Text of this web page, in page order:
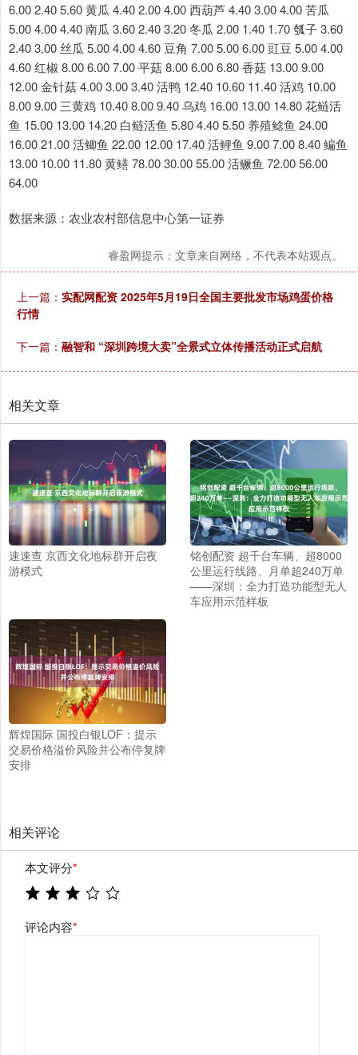
6.00 2.40 5.60 黄瓜 4.40 2.00 4.00 西葫芦 4.40 3.00 4.00 苦瓜
5.00 4.00 4.40 南瓜 3.60 2.40 3.20 冬瓜 2.00 1.40 1.70 瓠子 3.60
2.40 3.00 丝瓜 5.00 4.00 4.60 豆角 7.00 5.00 6.00 豇豆 5.00 4.00
4.60 红椒 8.00 6.00 7.00 平菇 8.00 6.00 6.80 香菇 13.00 9.00
12.00 金针菇 4.00 3.00 3.40 活鸭 12.40 10.60 11.40 活鸡 10.00
8.00 9.00 三黄鸡 10.40 8.00 9.40 乌鸡 16.00 13.00 14.80 花鲢活
鱼 15.00 13.00 14.20 白鲢活鱼 5.80 4.40 5.50 养殖鲶鱼 24.00
16.00 21.00 活鲫鱼 22.00 12.00 17.40 活鲤鱼 9.00 7.00 8.40 鳊鱼
13.00 10.00 11.80 黄鳝 78.00 30.00 55.00 活鳜鱼 72.00 56.00
64.00
数据来源：农业农村部信息中心第一证券
睿盈网提示：文章来自网络，不代表本站观点。
上一篇： 实配网配资 2025年5月19日全国主要批发市场鸡蛋价格
行情
下一篇： 融智和 “深圳跨境大卖”全景式立体传播活动正式启航
相关文章
速速查 京西文化地标群开启夜
游模式
铭创配资 超千台车辆、超8000
公里运行线路、月单超240万单
——深圳：全力打造功能型无人
车应用示范样板
辉煌国际 国投白银LOF：提示
交易价格溢价风险并公布停复牌
安排
相关评论
本文评分*
评论内容*